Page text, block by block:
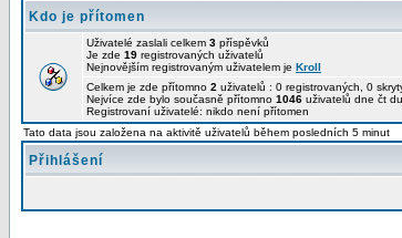
Kdo je přítomen
Uživatelé zaslali celkem 3 příspěvků
Je zde 19 registrovaných uživatelů
Nejnovějším registrovaným uživatelem je Kroll
Celkem je zde přítomno 2 uživatelů : 0 registrovaných, 0
Nejvíce zde bylo současně přítomno 1046 uživatelů dne čt
Registrovaní uživatelé: nikdo není přítomen
Tato data jsou založena na aktivitě uživatelů během posledních 5 minut
Přihlášení